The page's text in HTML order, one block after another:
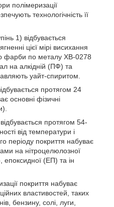
полімеризації
технологічність її
1) відбувається
цієї мірі висихання
фарби по металу ХВ-0278
на алкідній (ПФ) та
уайт-спиритом.
протягом 24
основні фізичні
протягом 54-
від температури і
періоду покриття набуває
на нітроцелюлозної
епоксидної (ЕП) та ін
покриття набуває
властивостей, таких
бензину, солі, луги,